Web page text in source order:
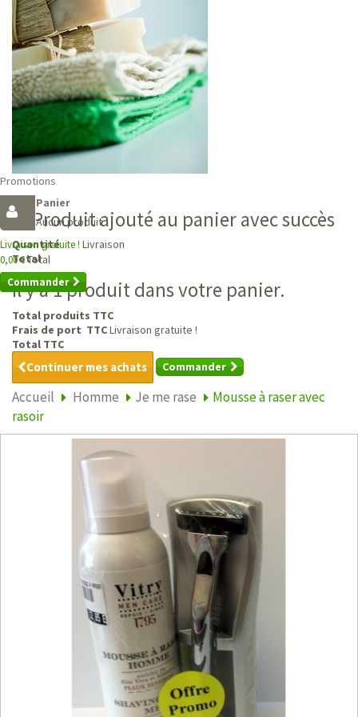
Promotions
Panier
Aucun produit
Livraison gratuite ! Livraison
0,00 €Total
Commander
Produit ajouté au panier avec succès
Quantité
Total
Il y a 1 produit dans votre panier.
Total produits TTC
Frais de port TTCLivraison gratuite !
Total TTC
Continuer mes achats Commander
Accueil Homme Je me rase
Mousse à raser avec
rasoir